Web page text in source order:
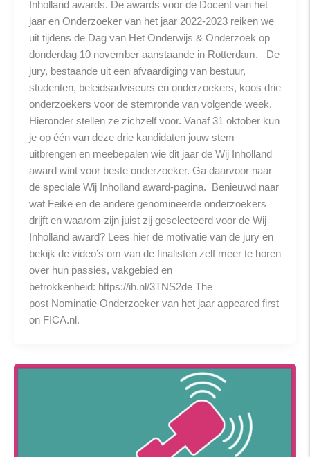
Inholland awards. De awards voor de Docent van het
jaar en Onderzoeker van het jaar 2022-2023 reiken we
uit tijdens de Dag van Het Onderwijs & Onderzoek op
donderdag 10 november aanstaande in Rotterdam. De
jury, bestaande uit een afvaardiging van bestuur,
studenten, beleidsadviseurs en onderzoekers, koos drie
onderzoekers voor de stemronde van volgende week.
Hieronder stellen ze zichzelf voor. Vanaf 31 oktober kun
je op één van deze drie kandidaten jouw stem
uitbrengen en meebepalen wie dit jaar de Wij Inholland
award wint voor beste onderzoeker. Ga daarvoor naar
de speciale Wij Inholland award-pagina. Benieuwd naar
wat Feike en de andere genomineerde onderzoekers
drijft en waarom zijn juist zij geselecteerd voor de Wij
Inholland award? Lees hier de motivatie van de jury en
bekijk de video’s om van de finalisten zelf meer te horen
over hun passies, vakgebied en
betrokkenheid: https://ih.nl/3TNS2de The
post Nominatie Onderzoeker van het jaar appeared first
on FICA.nl.